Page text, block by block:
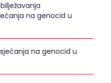
na genocid u
na genocid u